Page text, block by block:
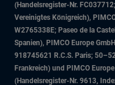
(Handelsregister-Nr.
Vereinigtes Königreich),
W2765338E; Paseo de la
Spanien), PIMCO Europe
918745621 R.C.S. Paris;
Frankreich) und PIMCO
(Handelsregister-Nr. 9613,